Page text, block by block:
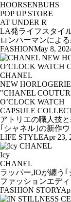
HOORSENBUHS
POP UP STORE
AT UNDER R
LA発ライフスタイ
ロンハーマンによ
FASHIONMay 8,
CHANEL
NEW HORLOGERIE
"CHANEL
O’CLOCK WATCH
CAPSULE
アトリエの職人技
｢シャネル｣の新作
LIFE STYLEApr 23,
Icy
CHANEL
ラッパー,IOが纏う｢
ファッションエデ
FASHION STORY